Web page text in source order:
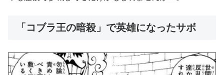
「コブラ王の暗殺」で英雄になったサボ